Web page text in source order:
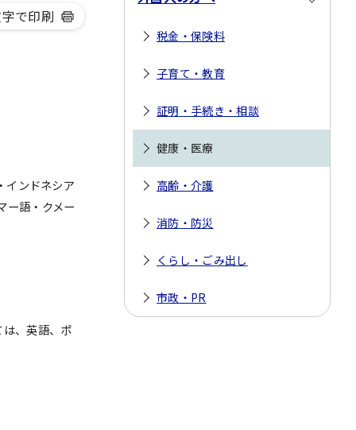
で印刷
インドネシア
ー語・クメー
、英語、ポ
税金・保険料
子育て・教育
証明・手続き・相談
健康・医療
高齢・介護
消防・防災
くらし・ごみ出し
市政・PR